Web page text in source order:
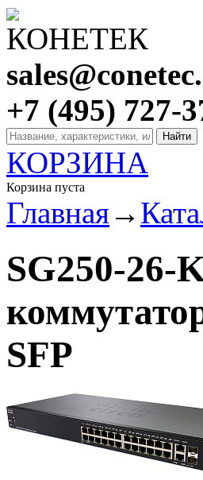
+7 (495) 727-
КОРЗИНА
Корзина пуста
Главная→
SG250-26-
SFP